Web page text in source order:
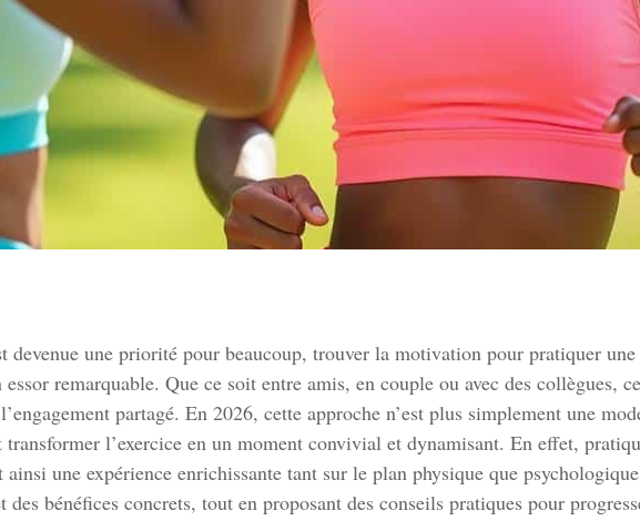
devenue une priorité pour beaucoup, trouver la motivation pour pratiquer
remarquable. Que ce soit entre amis, en couple ou avec des collègues,
partagé. En 2026, cette approche n’est plus simplement une
l’exercice en un moment convivial et dynamisant. En effet,
une expérience enrichissante tant sur le plan physique que
bénéfices concrets, tout en proposant des conseils pratiques pour